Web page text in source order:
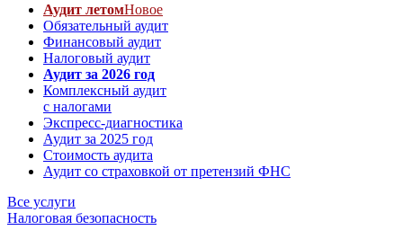
Аудит летомНовое
Обязательный аудит
Финансовый аудит
Налоговый аудит
Аудит за 2026 год
Комплексный аудит
с налогами
Экспресс-диагностика
Аудит за 2025 год
Стоимость аудита
Аудит со страховкой от претензий ФНС
Все услуги
Налоговая безопасность